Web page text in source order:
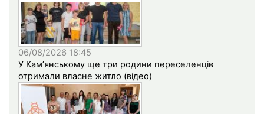
06/08/2026 18:45
У Кам’янському ще три родини переселенців
отримали власне житло (відео)